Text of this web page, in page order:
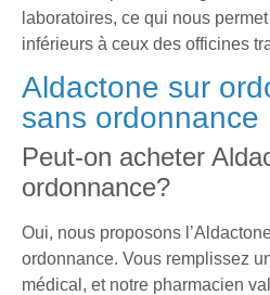
laboratoires, ce qui nous
inférieurs à ceux des officines
Aldactone sur
sans ordonnance
Peut-on acheter
ordonnance?
Oui, nous proposons
ordonnance. Vous remplissez
médical, et notre pharmacien